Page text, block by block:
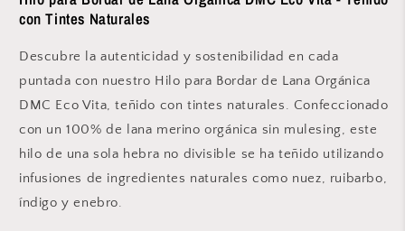
610
610
con Tintes Naturales
Descubre la autenticidad y sostenibilidad en cada
puntada con nuestro Hilo para Bordar de Lana Orgánica
DMC Eco Vita, teñido con tintes naturales. Confeccionado
con un 100% de lana merino orgánica sin mulesing, este
hilo de una sola hebra no divisible se ha teñido utilizando
infusiones de ingredientes naturales como nuez, ruibarbo,
índigo y enebro.